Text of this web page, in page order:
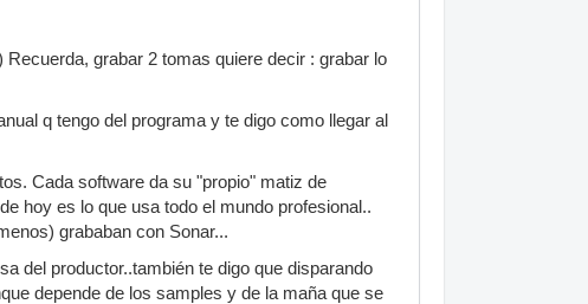
Recuerda, grabar 2 tomas quiere decir : grabar lo
q tengo del programa y te digo como llegar al
Cada software da su "propio" matiz de
hoy es lo que usa todo el mundo profesional..
grababan con Sonar...
del productor..también te digo que disparando
depende de los samples y de la maña que se